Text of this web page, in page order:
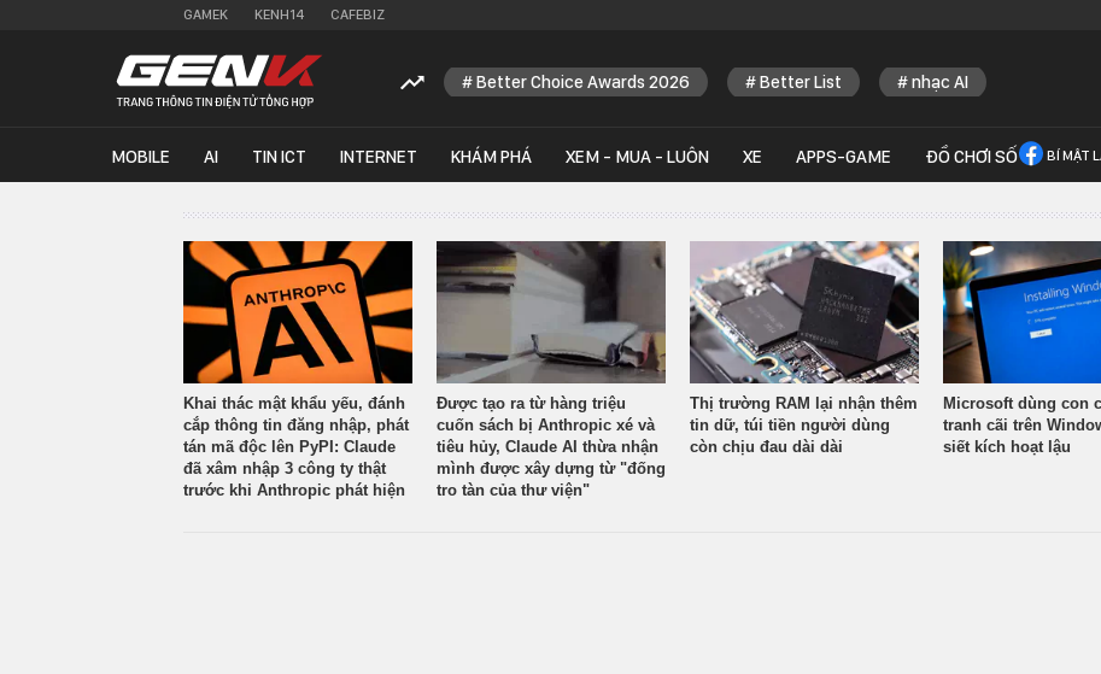
GAMEK KENH14 CAFEBIZ
Better Choice Awards 2026 Better List nhạc AI
MOBILE AI TIN ICT INTERNET KHÁM PHÁ XEM - MUA - LUÔN XE APPS-GAME ĐỒ CHƠI SỐ BÍ MẬT
Khai thác mật khẩu yếu, đánh
cắp thông tin đăng nhập, phát
tán mã độc lên PyPI: Claude
đã xâm nhập 3 công ty thật
trước khi Anthropic phát hiện
Được tạo ra từ hàng triệu
cuốn sách bị Anthropic xé và
tiêu hủy, Claude AI thừa nhận
mình được xây dựng từ "đống
tro tàn của thư viện"
Thị trường RAM lại nhận thêm
tin dữ, túi tiền người dùng
còn chịu đau dài dài
Microsoft dùng con
tranh cãi trên
siết kích hoạt lậu